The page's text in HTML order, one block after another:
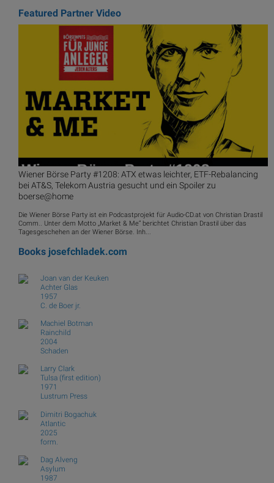
Featured Partner Video
Wiener Börse Party #1208: ATX etwas leichter, ETF-Rebalancing
bei AT&S, Telekom Austria gesucht und ein Spoiler zu
boerse@home
Die Wiener Börse Party ist ein Podcastprojekt für Audio-CD.at von Christian Drastil
Comm.. Unter dem Motto „Market & Me“ berichtet Christian Drastil über das
Tagesgeschehen an der Wiener Börse. Inh...
Books josefchladek.com
Joan van der Keuken
Achter Glas
1957
C. de Boer jr.
Machiel Botman
Rainchild
2004
Schaden
Larry Clark
Tulsa (first edition)
1971
Lustrum Press
Dimitri Bogachuk
Atlantic
2025
form.
Dag Alveng
Asylum
1987